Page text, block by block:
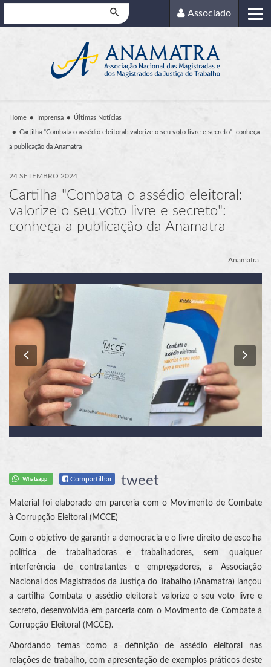
Associado
Home Imprensa Últimas Notícias
Cartilha "Combata o assédio eleitoral: valorize o seu voto livre e secreto": conheça
a publicação da Anamatra
24 SETEMBRO 2024
Cartilha "Combata o assédio eleitoral:
valorize o seu voto livre e secreto":
conheça a publicação da Anamatra
Anamatra
Previous
Whatsapp Compartilhar tweet
Material foi elaborado em parceria com o Movimento de Combate
à Corrupção Eleitoral (MCCE)
Com o objetivo de garantir a democracia e o livre direito de escolha
política de trabalhadoras e trabalhadores, sem qualquer
interferência de contratantes e empregadores, a Associação
Nacional dos Magistrados da Justiça do Trabalho (Anamatra) lançou
a cartilha Combata o assédio eleitoral: valorize o seu voto livre e
secreto, desenvolvida em parceria com o Movimento de Combate à
Corrupção Eleitoral (MCCE).
Abordando temas como a definição de assédio eleitoral nas
relações de trabalho, com apresentação de exemplos práticos deste